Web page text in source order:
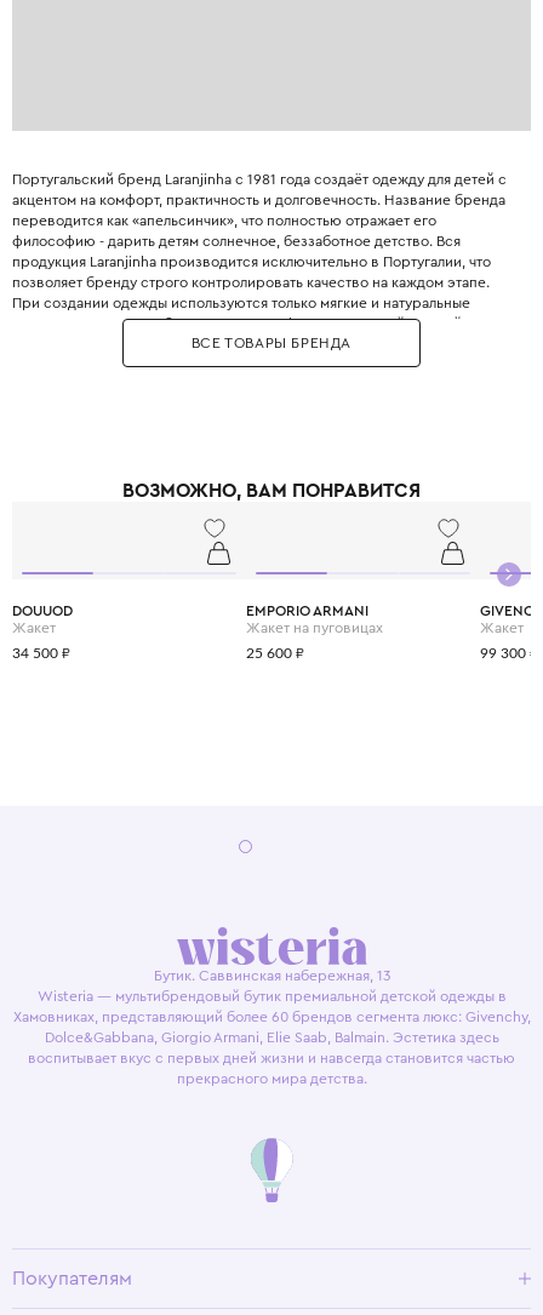
Португальский бренд Laranjinha с 1981 года создаёт одежду для детей с
акцентом на комфорт, практичность и долговечность. Название бренда
переводится как «апельсинчик», что полностью отражает его
философию - дарить детям солнечное, беззаботное детство. Вся
продукция Laranjinha производится исключительно в Португалии, что
позволяет бренду строго контролировать качество на каждом этапе.
При создании одежды используются только мягкие и натуральные
материалы, которые обеспечивают комфорт даже самой нежной коже
малыша. В ассортименте бренда вы найдёте всё: от уютных распашонок
и ползунков для новорождённых до элегантных платьев, рубашек и
бренд завоевал любовь нескольких поколений семей по всему миру.
идеальной для повседневной носки и активных игр. Выбирая Laranjinha,
вы дарите своему ребёнку солнечное настроение и сочетание стиля с
непревзойдённым португальским качеством.
ВСЕ ТОВАРЫ БРЕНДА
ВОЗМОЖНО, ВАМ ПОНРАВИТСЯ
DOUUOD
Жакет
34 500 ₽
EMPORIO ARMANI
Жакет на пуговицах
25 600 ₽
Жакет
99 300 ₽
Бутик. Саввинская набережная, 13
Wisteria — мультибрендовый бутик премиальной детской одежды в
Хамовниках, представляющий более 60 брендов сегмента люкс: Givenchy,
Dolce&Gabbana, Giorgio Armani, Elie Saab, Balmain. Эстетика здесь
воспитывает вкус с первых дней жизни и навсегда становится частью
прекрасного мира детства.
Покупателям